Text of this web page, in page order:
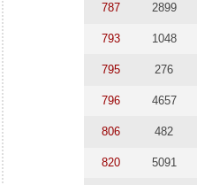
787 2899
793 1048
795 276
796 4657
806 482
820 5091